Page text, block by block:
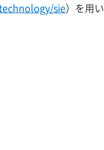
sie）を用い